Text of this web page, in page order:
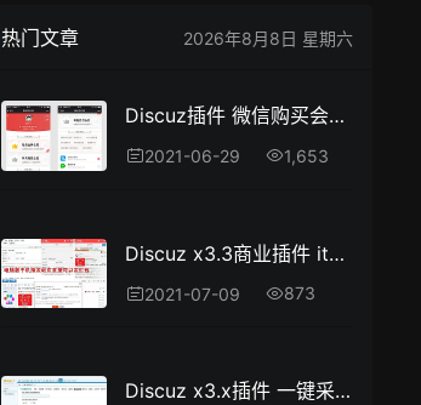
热门文章 2026年8月8日 星期六
Discuz插件 微信购买会员用户组V2.180418商业版_源码下载
2021-06-29 1,653
Discuz x3.3商业插件 it618帖子口令红包v1.6
2021-07-09 873
Discuz x3.x插件 一键采集贴吧内容正式版4.0